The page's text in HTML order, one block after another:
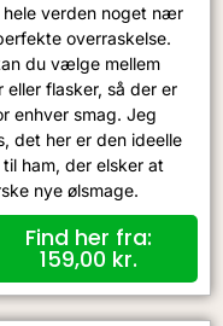
hele verden noget nær
overraskelse.
du vælge mellem
eller flasker, så der er
enhver smag. Jeg
det her er den ideelle
ham, der elsker at
nye ølsmage.
Find her fra:
159,00 kr.